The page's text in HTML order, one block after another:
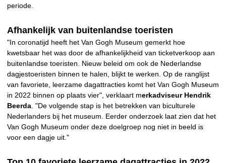
periode.
Afhankelijk van buitenlandse toeristen
"In coronatijd heeft het Van Gogh Museum gemerkt hoe
kwetsbaar het was door de afhankelijkheid van ticketverkoop aan
buitenlandse toeristen. Nieuw beleid om ook de Nederlandse
dagjestoeristen binnen te halen, blijkt te werken. Op de ranglijst
van favoriete, leerzame dagattracties komt het Van Gogh Museum
in 2022 binnen op plaats vier", verklaart merkadviseur Hendrik
Beerda . "De volgende stap is het betrekken van biculturele
Nederlanders bij het museum. Eerder onderzoek laat zien dat het
Van Gogh Museum onder deze doelgroep nog niet in beeld is
voor een dagje uit."